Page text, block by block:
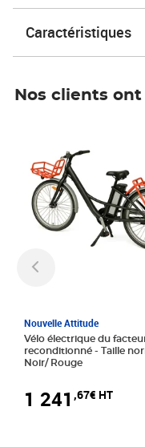
Caractéristiques
Nos clients
Nouvelle Attitude
Vélo électrique du
reconditionné - Taille normale -
Noir/ Rouge
1 241 ,67€ HT